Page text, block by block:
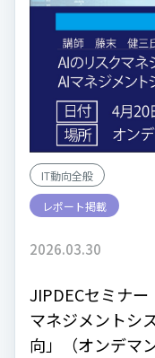
IT動向全般
レポート掲載
2026.03.30
JIPDECセミナ
マネジメントシ
向」（オンデマ